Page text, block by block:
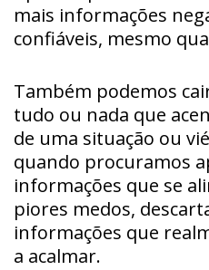
mais informações
confiáveis, mesmo
Também podemos
tudo ou nada que
de uma situação ou
quando procuramos
informações que se
piores medos,
informações que
a acalmar.